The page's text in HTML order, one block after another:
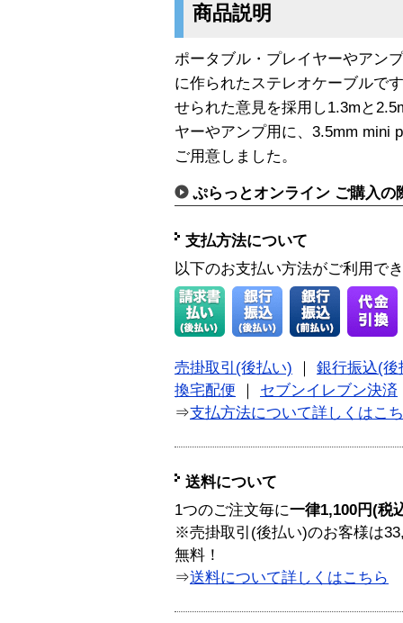
商品説明
ポータブル・プレイヤーやアン
に作られたステレオケーブルで
せられた意見を採用し1.3mと
ヤーやアンプ用に、3.5mm mini
ご用意しました。
ぷらっとオンライン ご購入の
支払方法について
以下のお支払い方法がご利用で
売掛取引(後払い)
銀行振込(後
換宅配便
セブンイレブン決済
⇒支払方法について詳しくはこ
送料について
1つのご注文毎に一律1,100円(税
※売掛取引(後払い)のお客様は
無料！
⇒送料について詳しくはこちら